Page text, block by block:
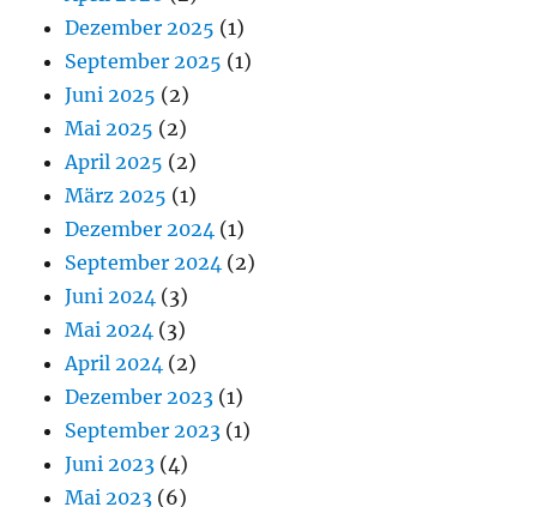
Dezember 2025 (1)
September 2025 (1)
Juni 2025 (2)
Mai 2025 (2)
April 2025 (2)
März 2025 (1)
Dezember 2024 (1)
September 2024 (2)
Juni 2024 (3)
Mai 2024 (3)
April 2024 (2)
Dezember 2023 (1)
September 2023 (1)
Juni 2023 (4)
Mai 2023 (6)